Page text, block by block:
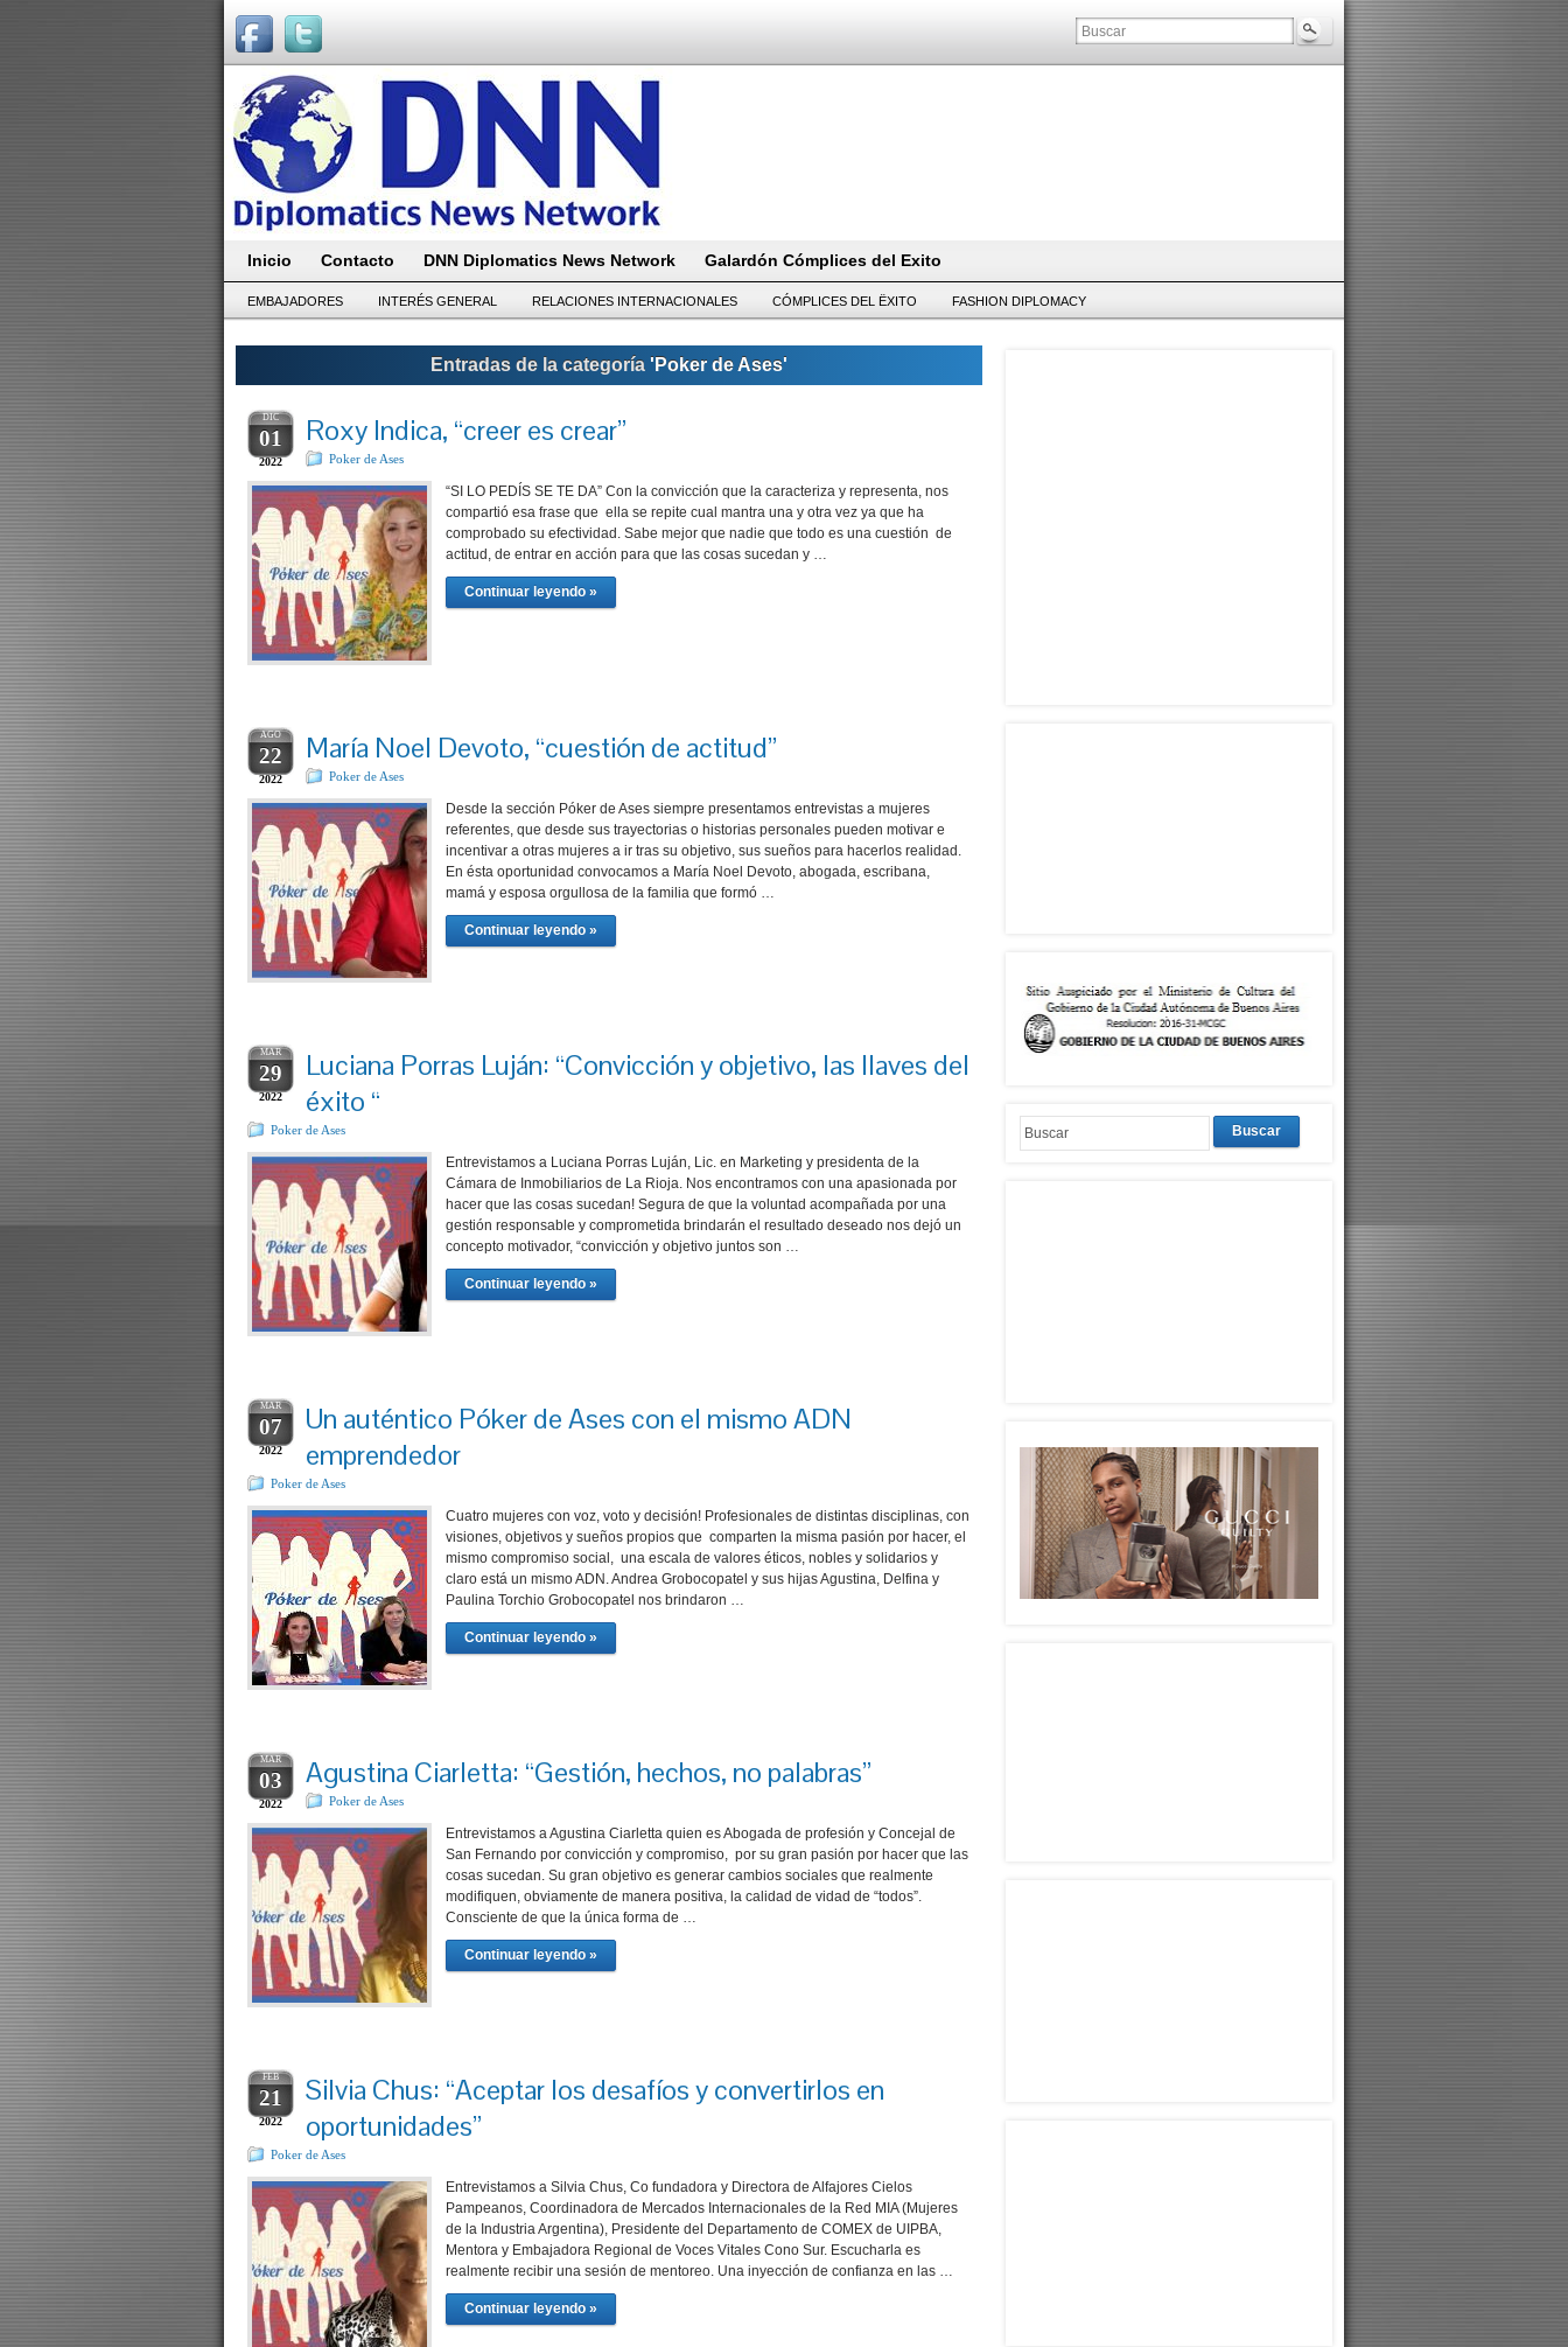
Inicio Contacto DNN Diplomatics News Network Galardón Cómplices del Exito
EMBAJADORES INTERÉS GENERAL RELACIONES INTERNACIONALES CÓMPLICES DEL ËXITO FASHION DIPLOMACY
Entradas de la categoría 'Poker de Ases'
DIC
01
2022
Roxy Indica, “creer es crear”
Poker de Ases
“SI LO PEDÍS SE TE DA” Con la convicción que la caracteriza y representa, nos
compartió esa frase que ella se repite cual mantra una y otra vez ya que ha
comprobado su efectividad. Sabe mejor que nadie que todo es una cuestión de
actitud, de entrar en acción para que las cosas sucedan y …
Continuar leyendo »
AGO
22
2022
María Noel Devoto, “cuestión de actitud”
Poker de Ases
Desde la sección Póker de Ases siempre presentamos entrevistas a mujeres
referentes, que desde sus trayectorias o historias personales pueden motivar e
incentivar a otras mujeres a ir tras su objetivo, sus sueños para hacerlos realidad.
En ésta oportunidad convocamos a María Noel Devoto, abogada, escribana,
mamá y esposa orgullosa de la familia que formó …
Continuar leyendo »
MAR
29
2022
Luciana Porras Luján: “Convicción y objetivo, las llaves del
éxito “
Poker de Ases
Entrevistamos a Luciana Porras Luján, Lic. en Marketing y presidenta de la
Cámara de Inmobiliarios de La Rioja. Nos encontramos con una apasionada por
hacer que las cosas sucedan! Segura de que la voluntad acompañada por una
gestión responsable y comprometida brindarán el resultado deseado nos dejó un
concepto motivador, “convicción y objetivo juntos son …
Continuar leyendo »
MAR
07
2022
Un auténtico Póker de Ases con el mismo ADN
emprendedor
Poker de Ases
Cuatro mujeres con voz, voto y decisión! Profesionales de distintas disciplinas, con
visiones, objetivos y sueños propios que comparten la misma pasión por hacer, el
mismo compromiso social, una escala de valores éticos, nobles y solidarios y
claro está un mismo ADN. Andrea Grobocopatel y sus hijas Agustina, Delfina y
Paulina Torchio Grobocopatel nos brindaron …
Continuar leyendo »
MAR
03
2022
Agustina Ciarletta: “Gestión, hechos, no palabras”
Poker de Ases
Entrevistamos a Agustina Ciarletta quien es Abogada de profesión y Concejal de
San Fernando por convicción y compromiso, por su gran pasión por hacer que las
cosas sucedan. Su gran objetivo es generar cambios sociales que realmente
modifiquen, obviamente de manera positiva, la calidad de vidad de “todos”.
Consciente de que la única forma de …
Continuar leyendo »
FEB
21
2022
Silvia Chus: “Aceptar los desafíos y convertirlos en
oportunidades”
Poker de Ases
Entrevistamos a Silvia Chus, Co fundadora y Directora de Alfajores Cielos
Pampeanos, Coordinadora de Mercados Internacionales de la Red MIA (Mujeres
de la Industria Argentina), Presidente del Departamento de COMEX de UIPBA,
Mentora y Embajadora Regional de Voces Vitales Cono Sur. Escucharla es
realmente recibir una sesión de mentoreo. Una inyección de confianza en las …
Continuar leyendo »
Buscar